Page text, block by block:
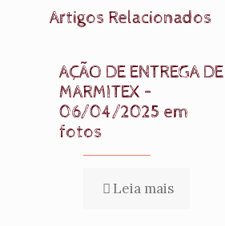
Artigos Relacionados
AÇÃO DE ENTREGA DE
MARMITEX –
06/04/2025 em
fotos
Leia mais